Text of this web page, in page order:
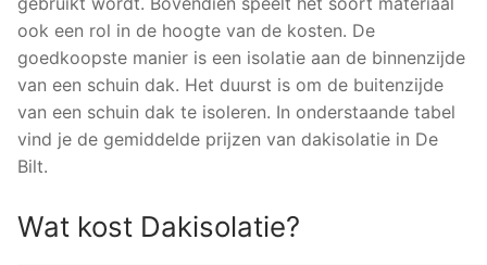
ook een rol in de hoogte van de kosten. De
goedkoopste manier is een isolatie aan de binnenzijde
van een schuin dak. Het duurst is om de buitenzijde
van een schuin dak te isoleren. In onderstaande tabel
vind je de gemiddelde prijzen van dakisolatie in De
Bilt.
Wat kost Dakisolatie?